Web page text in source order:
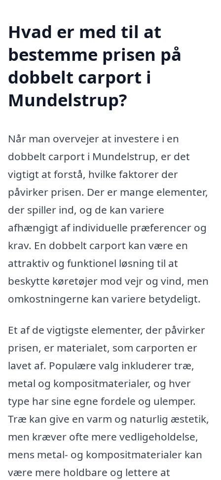
Hvad er med til at
bestemme prisen på
dobbelt carport i
Mundelstrup?
Når man overvejer at investere i en
dobbelt carport i Mundelstrup, er det
vigtigt at forstå, hvilke faktorer der
påvirker prisen. Der er mange elementer,
der spiller ind, og de kan variere
afhængigt af individuelle præferencer og
krav. En dobbelt carport kan være en
attraktiv og funktionel løsning til at
beskytte køretøjer mod vejr og vind, men
omkostningerne kan variere betydeligt.
Et af de vigtigste elementer, der påvirker
prisen, er materialet, som carporten er
lavet af. Populære valg inkluderer træ,
metal og kompositmaterialer, og hver
type har sine egne fordele og ulemper.
Træ kan give en varm og naturlig æstetik,
men kræver ofte mere vedligeholdelse,
mens metal- og kompositmaterialer kan
være mere holdbare og lettere at